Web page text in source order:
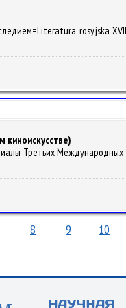
rosyjska
киноискусстве)
Третьих Международных
8 9 10